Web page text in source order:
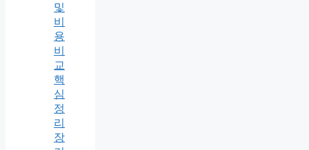
및
비
용
비
교
핵
심
정
리
장